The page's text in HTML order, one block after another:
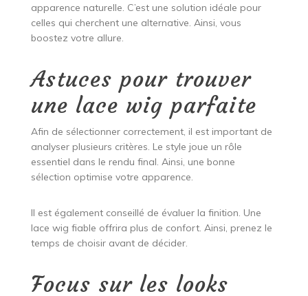
apparence naturelle. C’est une solution idéale pour
celles qui cherchent une alternative. Ainsi, vous
boostez votre allure.
Astuces pour trouver
une lace wig parfaite
Afin de sélectionner correctement, il est important de
analyser plusieurs critères. Le style joue un rôle
essentiel dans le rendu final. Ainsi, une bonne
sélection optimise votre apparence.
Il est également conseillé de évaluer la finition. Une
lace wig fiable offrira plus de confort. Ainsi, prenez le
temps de choisir avant de décider.
Focus sur les looks